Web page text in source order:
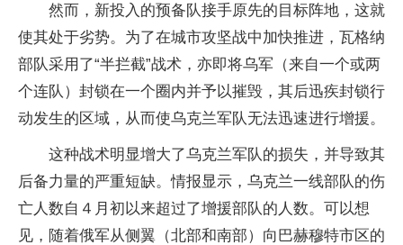
然而，新投入的预备队接手原先的目标阵地，这就
使其处于劣势。为了在城市攻坚战中加快推进，瓦格纳
部队采用了“半拦截”战术，亦即将乌军（来自一个或两
个连队）封锁在一个圈内并予以摧毁，其后迅疾封锁行
动发生的区域，从而使乌克兰军队无法迅速进行增援。
这种战术明显增大了乌克兰军队的损失，并导致其
后备力量的严重短缺。情报显示，乌克兰一线部队的伤
亡人数自４月初以来超过了增援部队的人数。可以想
见，随着俄军从侧翼（北部和南部）向巴赫穆特市区的